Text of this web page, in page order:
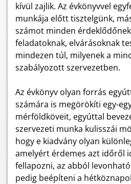
kívül zajlik. Az évkönyvvel
munkája előtt tisztelgünk,
számot minden
feladatoknak, elvárásoknak
mindezen túl, milyenek a
szabályozott szervezetben.
Az évkönyv olyan forrás
számára is megörökíti egy-
mérföldköveit, egyúttal
szervezeti munka kulisszái
hogy e kiadvány olyan
amelyért érdemes azt időről
fellapozni, az abból
pedig beépíteni a